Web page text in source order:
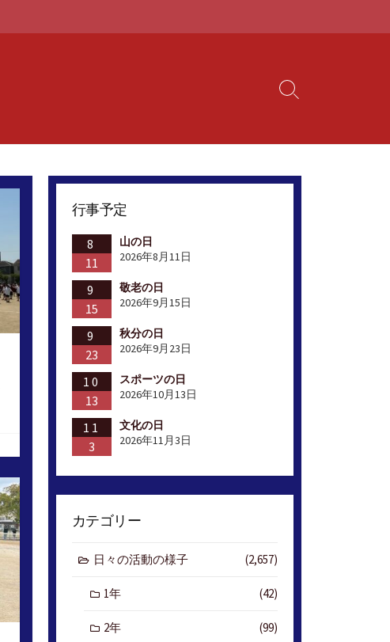
検
り
え
行事予定
8
11
山の日
2026年8月11日
9
15
敬老の日
2026年9月15日
9
23
秋分の日
2026年9月23日
10
13
スポーツの日
2026年10月13日
11
3
文化の日
2026年11月3日
カテゴリー
日々の活動の様子 (2,657)
1年 (42)
2年 (99)